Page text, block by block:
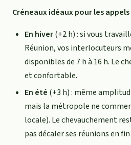
Créneaux idéaux pour les
En hiver(+2 h) : si vous
Réunion, vos interlocuteurs
disponibles de 7 h à 16 h. Le
et confortable.
En été (+3 h) : même
mais la métropole ne
locale). Le chevauchement
pas décaler ses réunions en